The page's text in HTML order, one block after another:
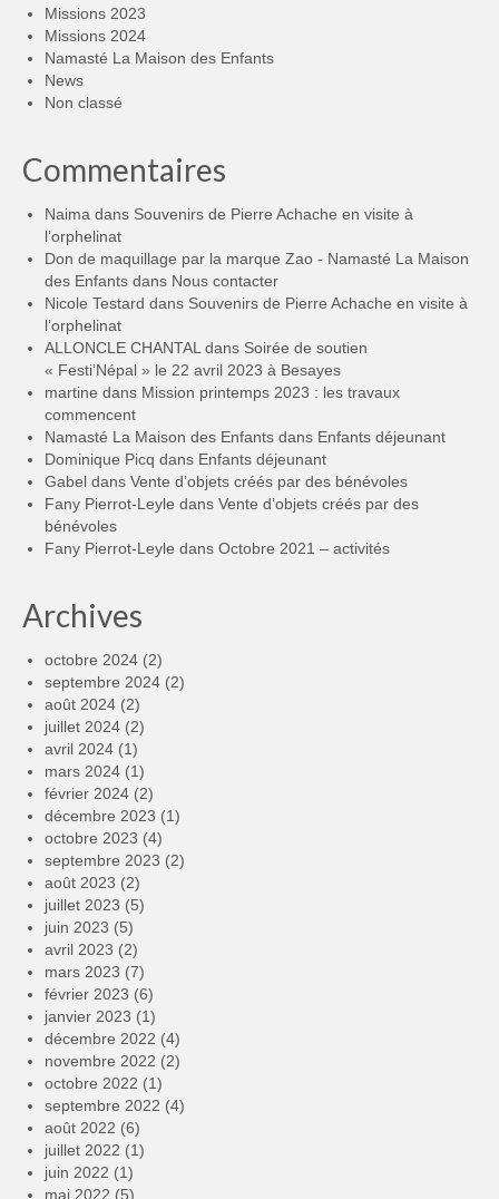
Missions 2023
Missions 2024
Namasté La Maison des Enfants
News
Non classé
Commentaires
Naima dans Souvenirs de Pierre Achache en visite à
l’orphelinat
Don de maquillage par la marque Zao - Namasté La Maison
des Enfants dans Nous contacter
Nicole Testard dans Souvenirs de Pierre Achache en visite à
l’orphelinat
ALLONCLE CHANTAL dans Soirée de soutien
« Festi’Népal » le 22 avril 2023 à Besayes
martine dans Mission printemps 2023 : les travaux
commencent
Namasté La Maison des Enfants dans Enfants déjeunant
Dominique Picq dans Enfants déjeunant
Gabel dans Vente d’objets créés par des bénévoles
Fany Pierrot-Leyle dans Vente d’objets créés par des
bénévoles
Fany Pierrot-Leyle dans Octobre 2021 – activités
Archives
octobre 2024 (2)
septembre 2024 (2)
août 2024 (2)
juillet 2024 (2)
avril 2024 (1)
mars 2024 (1)
février 2024 (2)
décembre 2023 (1)
octobre 2023 (4)
septembre 2023 (2)
août 2023 (2)
juillet 2023 (5)
juin 2023 (5)
avril 2023 (2)
mars 2023 (7)
février 2023 (6)
janvier 2023 (1)
décembre 2022 (4)
novembre 2022 (2)
octobre 2022 (1)
septembre 2022 (4)
août 2022 (6)
juillet 2022 (1)
juin 2022 (1)
mai 2022 (5)